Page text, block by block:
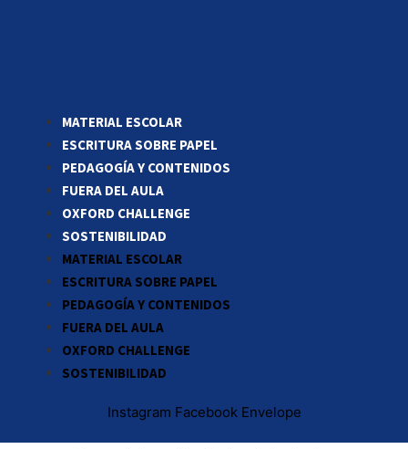
MATERIAL ESCOLAR
ESCRITURA SOBRE PAPEL
PEDAGOGÍA Y CONTENIDOS
FUERA DEL AULA
OXFORD CHALLENGE
SOSTENIBILIDAD
MATERIAL ESCOLAR
ESCRITURA SOBRE PAPEL
PEDAGOGÍA Y CONTENIDOS
FUERA DEL AULA
OXFORD CHALLENGE
SOSTENIBILIDAD
Instagram Facebook Envelope